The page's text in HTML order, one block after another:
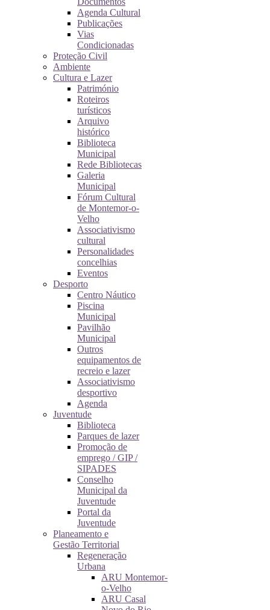
Agenda Cultural
Publicações
Vias
Condicionadas
Proteção Civil
Ambiente
Cultura e Lazer
Património
Roteiros
turísticos
Arquivo
histórico
Biblioteca
Municipal
Rede Bibliotecas
Galeria
Municipal
Fórum Cultural
de Montemor-o-
Velho
Associativismo
cultural
Personalidades
concelhias
Eventos
Desporto
Centro Náutico
Piscina
Municipal
Pavilhão
Municipal
Outros
equipamentos de
recreio e lazer
Associativismo
desportivo
Agenda
Juventude
Biblioteca
Parques de lazer
Promoção de
emprego / GIP /
SIPADES
Conselho
Municipal da
Juventude
Portal da
Juventude
Planeamento e
Gestão Territorial
Regeneração
Urbana
ARU Montemor-
o-Velho
ARU Casal